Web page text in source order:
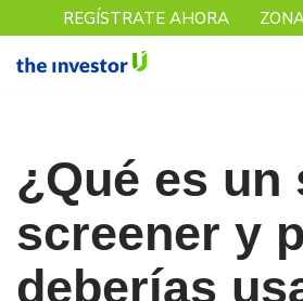
Saltar
REGÍSTRATE AHORA
¿Qué es un
screener y
deberías